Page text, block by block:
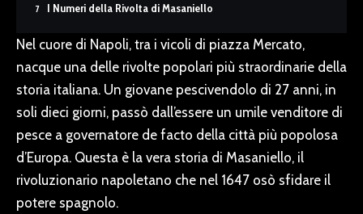
I Numeri della Rivolta di Masaniello
Nel cuore di Napoli, tra i vicoli di piazza Mercato,
nacque una delle rivolte popolari più straordinarie della
storia italiana. Un giovane pescivendolo di 27 anni, in
soli dieci giorni, passò dall’essere un umile venditore di
pesce a governatore de facto della città più popolosa
d’Europa. Questa è la vera storia di Masaniello, il
rivoluzionario napoletano che nel 1647 osò sfidare il
potere spagnolo.